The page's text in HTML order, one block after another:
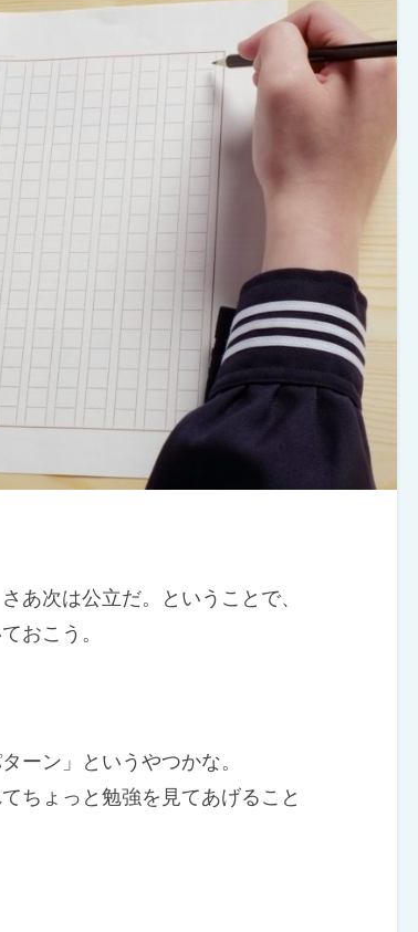
あ次は公立だ。ということで、
おこう。
ーン」というやつかな。
ちょっと勉強を見てあげること